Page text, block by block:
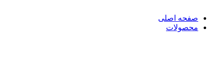
صفحه اصلی
محصولات